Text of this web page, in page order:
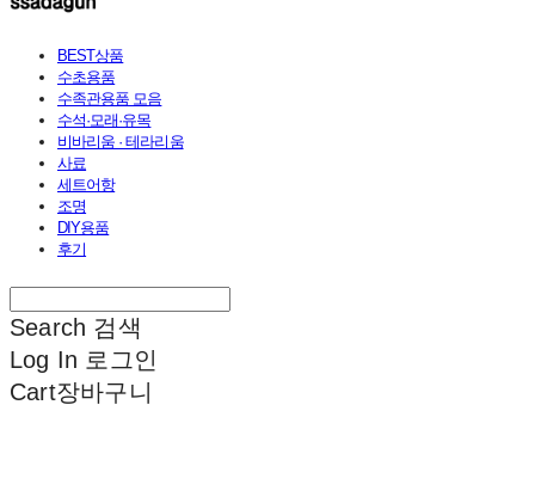
BEST상품
수초용품
수족관용품 모음
수석·모래·유목
비바리움 · 테라리움
사료
세트어항
조명
DIY용품
후기
Search 검색
Log In 로그인
Cart장바구니